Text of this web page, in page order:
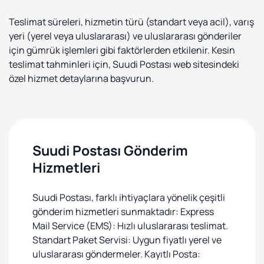
Teslimat süreleri, hizmetin türü (standart veya acil), varış
yeri (yerel veya uluslararası) ve uluslararası gönderiler
için gümrük işlemleri gibi faktörlerden etkilenir. Kesin
teslimat tahminleri için, Suudi Postası web sitesindeki
özel hizmet detaylarına başvurun.
Suudi Postası Gönderim
Hizmetleri
Suudi Postası, farklı ihtiyaçlara yönelik çeşitli
gönderim hizmetleri sunmaktadır: Express
Mail Service (EMS): Hızlı uluslararası teslimat.
Standart Paket Servisi: Uygun fiyatlı yerel ve
uluslararası göndermeler. Kayıtlı Posta: